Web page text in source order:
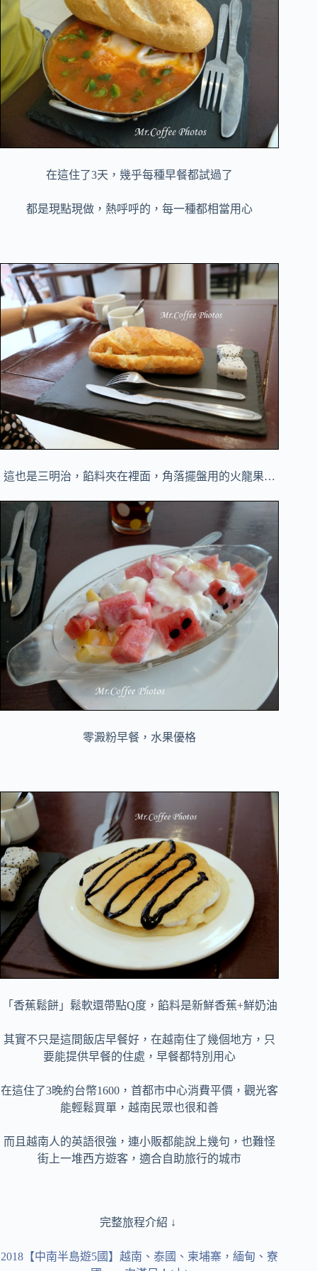
在這住了3天，幾乎每種早餐都試過了
都是現點現做，熱呼呼的，每一種都相當用心
這也是三明治，餡料夾在裡面，角落擺盤用的火龍果…
零澱粉早餐，水果優格
「香蕉鬆餅」鬆軟還帶點Q度，餡料是新鮮香蕉+鮮奶油
其實不只是這間飯店早餐好，在越南住了幾個地方，只
要能提供早餐的住處，早餐都特別用心
在這住了3晚約台幣1600，首都市中心消費平價，觀光客
能輕鬆買單，越南民眾也很和善
而且越南人的英語很強，連小販都能說上幾句，也難怪
街上一堆西方遊客，適合自助旅行的城市
完整旅程介紹 ↓
2018【中南半島遊5國】越南、泰國、柬埔寨，緬甸、寮